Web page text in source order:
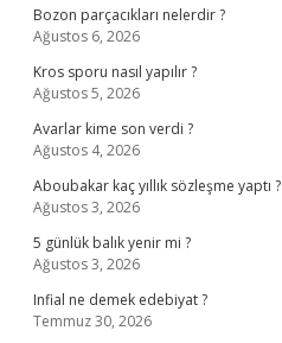
Bozon parçacıkları nelerdir ?
Ağustos 6, 2026
Kros sporu nasıl yapılır ?
Ağustos 5, 2026
Avarlar kime son verdi ?
Ağustos 4, 2026
Aboubakar kaç yıllık sözleşme yaptı ?
Ağustos 3, 2026
5 günlük balık yenir mi ?
Ağustos 3, 2026
Infial ne demek edebiyat ?
Temmuz 30, 2026